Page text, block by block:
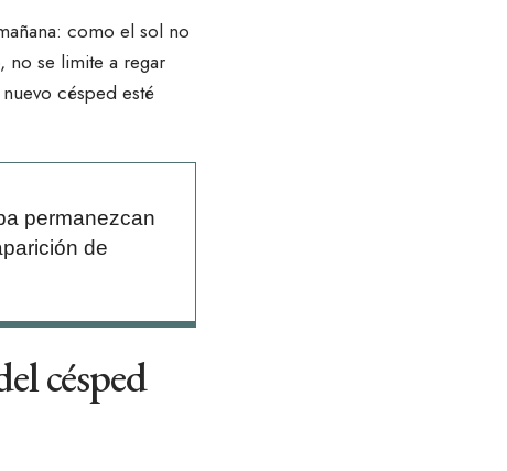
como el sol no
no se limite a regar
césped esté
permanezcan
de
césped